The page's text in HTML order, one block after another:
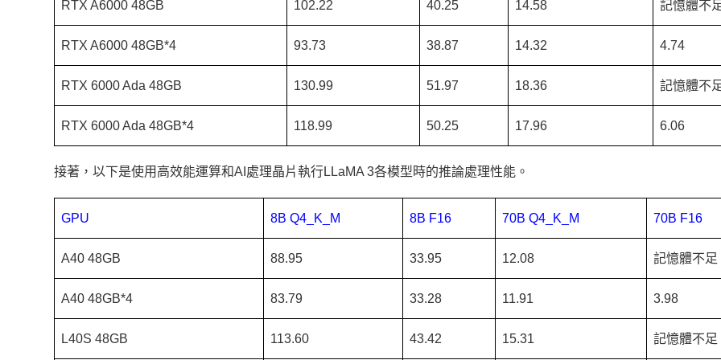
RTX A6000 48GB 102.22 40.25 14.58 記憶體不
RTX A6000 48GB*4 93.73 38.87 14.32 4.74
RTX 6000 Ada 48GB 130.99 51.97 18.36 記憶體不
RTX 6000 Ada 48GB*4 118.99 50.25 17.96 6.06
接著，以下是使用高效能運算和AI處理晶片執行LLaMA 3各模型時的推論處理性能。
GPU 8B Q4_K_M 8B F16 70B Q4_K_M 70B F16
A40 48GB 88.95 33.95 12.08 記憶體不足
A40 48GB*4 83.79 33.28 11.91 3.98
L40S 48GB 113.60 43.42 15.31 記憶體不足